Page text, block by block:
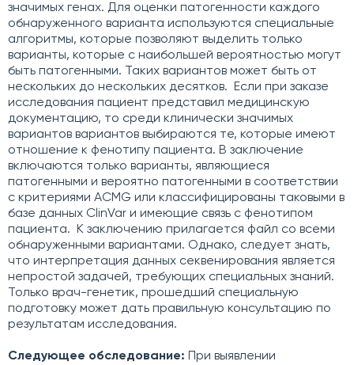
значимых генах. Для оценки патогенности каждого
обнаруженного варианта используются специальные
алгоритмы, которые позволяют выделить только
варианты, которые с наибольшей вероятностью могут
быть патогенными. Таких вариантов может быть от
нескольких до нескольких десятков. Если при заказе
исследования пациент представил медицинскую
документацию, то среди клинически значимых
вариантов вариантов выбираются те, которые имеют
отношение к фенотипу пациента. В заключение
включаются только варианты, являющиеся
патогенными и вероятно патогенными в соответствии
с критериями ACMG или классифицированы таковыми в
базе данных ClinVar и имеющие связь с фенотипом
пациента. К заключению прилагается файл со всеми
обнаруженными вариантами. Однако, следует знать,
что интерпретация данных секвенирования является
непростой задачей, требующих специальных знаний.
Только врач-генетик, прошедший специальную
подготовку может дать правильную консультацию по
результатам исследования.
Следующее обследование: При выявлении